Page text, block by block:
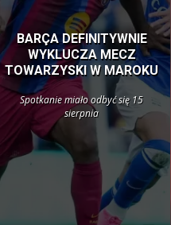
BARÇA DEFINITYWNIE
WYKLUCZA MECZ
TOWARZYSKI W MAROKU
Spotkanie miało odbyć się 15
sierpnia